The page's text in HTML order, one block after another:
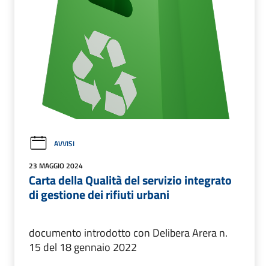
AVVISI
23 MAGGIO 2024
Carta della Qualità del servizio integrato
di gestione dei rifiuti urbani
documento introdotto con Delibera Arera n.
15 del 18 gennaio 2022